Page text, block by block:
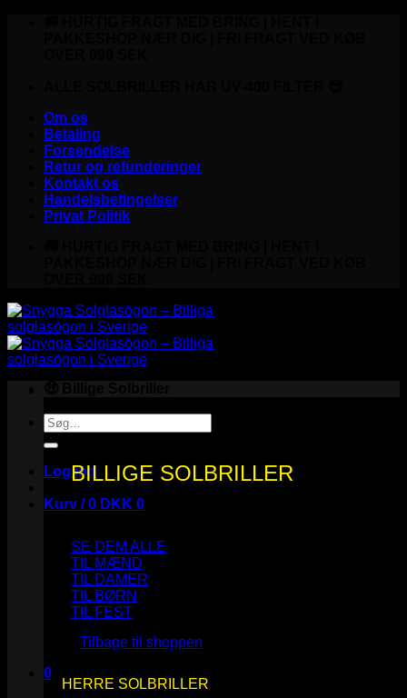
Om os
Betaling
Forsendelse
Retur og refunderinger
Kontakt os
Handelsbetingelser
Privat Politik
Søg
efter:
Log ind
Kurv /0 DKK 0
Ingen varer i kurven.
Tilbage til shoppen
0
Kurv
BILLIGE SOLBRILLER
SE DEM ALLE
TIL MÆND
TIL DAMER
TIL BØRN
TIL FEST
HERRE SOLBRILLER